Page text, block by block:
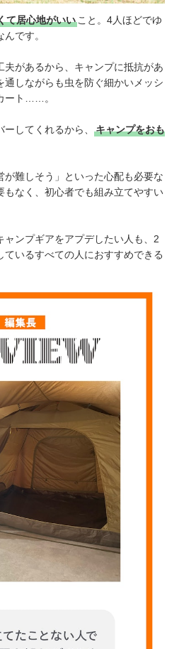
て居心地がいい こと。4人ほどでゆ
です。
夫があるから、キャンプに抵抗があ
通しながらも虫を防ぐ細かいメッシ
ート……。
してくれるから、
キャンプをおも
難しそう」
といった心配も必要な
なく、 初心者でも組み立てやすい
ンプギアをアプデしたい人も、2
ているすべての人におすすめできる